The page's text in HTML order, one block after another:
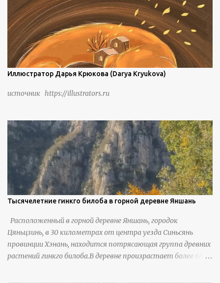
Иллюстратор Дарья Крюкова (Darya Kryukova)
источник https://illustrators.ru
Тысячелетние гинкго билоба в горной деревне Яншань
Расположенный в горной деревне Яншань, городок
Цяньцзинь, в 30 километрах от центра уезда Синьсянь
провинции Хэнань, находится потрясающая группа древних
растений гинкго билоба.В деревне произрастает более 6800